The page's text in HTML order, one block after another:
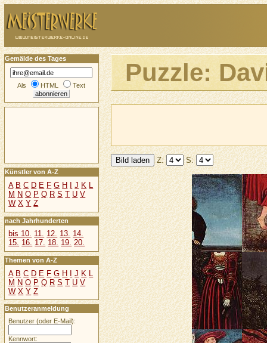
Puzzle:
Z: S:
Gemälde des Tages
Als HTML Text
Künstler von A-Z
A B C D E F G H J K L
M N O P Q R S T U V
W X Y Z
nach Jahrhunderten
bis 10. 11. 12. 13. 14.
15. 16. 17. 18. 19. 20.
Themen von A-Z
A B C D E F G H I J K L
M N O P Q R S T U V
W X Y Z
Benutzeranmeldung
Benutzer (oder E-Mail):
Kennwort: